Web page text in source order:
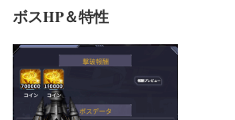
ボスHP＆特性